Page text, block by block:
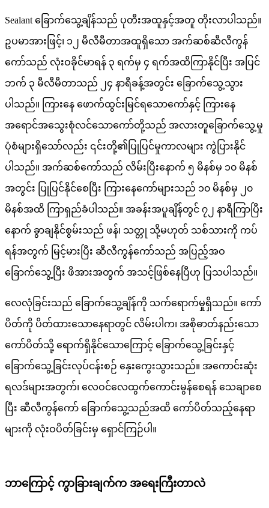
Sealant ခြောက်သွေ့ချိန်သည် ပုတီးအထူနှင့်အတူ တိုးလာပါသည်။
ဥပမာအားဖြင့်၊ ၁၂ မီလီမီတာအထူရှိသော အက်ဆစ်ဆီလီကွန်
ကော်သည် လုံးဝခိုင်မာရန် ၃ ရက်မှ ၄ ရက်အထိကြာနိုင်ပြီး အပြင်
ဘက် ၃ မီလီမီတာသည် ၂၄ နာရီခန့်အတွင်း ခြောက်သွေ့သွား
ပါသည်။ ကြားနေ ဖောက်ထွင်းမြင်ရသောကော်နှင့် ကြားနေ
အရောင်အသွေးစုံလင်သောကော်တို့သည် အလားတူခြောက်သွေ့မှု
ပုံစံများရှိသော်လည်း ၎င်းတို့၏ပြုပြင်မှုကာလများ ကွဲပြားနိုင်
ပါသည်။ အက်ဆစ်ကော်သည် လိမ်းပြီးနောက် ၅ မိနစ်မှ ၁၀ မိနစ်
အတွင်း ပြုပြင်နိုင်စေပြီး ကြားနေကော်များသည် ၁၀ မိနစ်မှ ၂၀
မိနစ်အထိ ကြာရှည်ခံပါသည်။ အခန်းအပူချိန်တွင် ၇၂ နာရီကြာပြီး
နောက် ခွာချနိုင်စွမ်းသည် ဖန်၊ သတ္တု သို့မဟုတ် သစ်သားကို ကပ်
ရန်အတွက် မြင့်မားပြီး ဆီလီကွန်ကော်သည် အပြည့်အဝ
ခြောက်သွေ့ပြီး ဖိအားအတွက် အသင့်ဖြစ်နေပြီဟု ပြသပါသည်။
လေလုံခြင်းသည် ခြောက်သွေ့ချိန်ကို သက်ရောက်မှုရှိသည်။ ကော်
ပိတ်ကို ပိတ်ထားသောနေရာတွင် လိမ်းပါက၊ အစိုဓာတ်နည်းသော
ကော်ပိတ်သို့ ရောက်ရှိနိုင်သောကြောင့် ခြောက်သွေ့ခြင်းနှင့်
ခြောက်သွေ့ခြင်းလုပ်ငန်းစဉ် နှေးကွေးသွားသည်။ အကောင်းဆုံး
ရလဒ်များအတွက်၊ လေဝင်လေထွက်ကောင်းမွန်စေရန် သေချာစေ
ပြီး ဆီလီကွန်ကော် ခြောက်သွေ့သည်အထိ ကော်ပိတ်သည့်နေရာ
များကို လုံးဝပိတ်ခြင်းမှ ရှောင်ကြဉ်ပါ။
ဘာကြောင့် ကွာခြားချက်က အရေးကြီးတာလဲ